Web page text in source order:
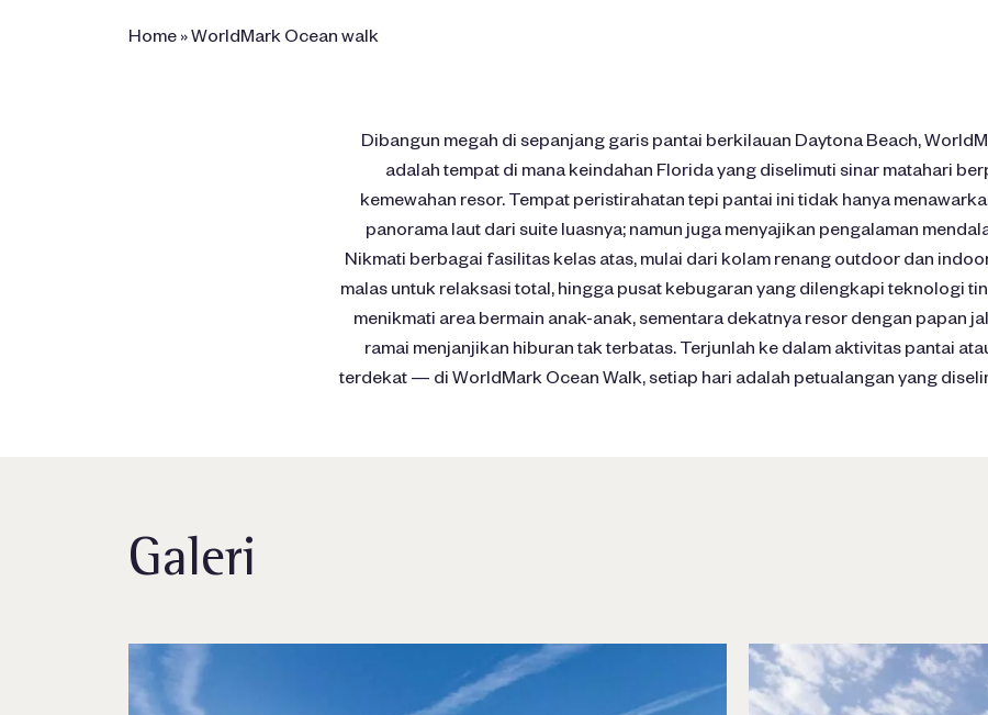
Home »WorldMark Ocean walk
Dibangun megah di sepanjang garis pantai berkilauan Daytona Beach,
adalah tempat di mana keindahan Florida yang diselimuti sinar matahari
kemewahan resor. Tempat peristirahatan tepi pantai ini tidak hanya
panorama laut dari suite luasnya; namun juga menyajikan pengalaman
Nikmati berbagai fasilitas kelas atas, mulai dari kolam renang outdoor dan
malas untuk relaksasi total, hingga pusat kebugaran yang dilengkapi teknologi
menikmati area bermain anak-anak, sementara dekatnya resor dengan papan
ramai menjanjikan hiburan tak terbatas. Terjunlah ke dalam aktivitas pantai
terdekat — di WorldMark Ocean Walk, setiap hari adalah petualangan yang
Galeri